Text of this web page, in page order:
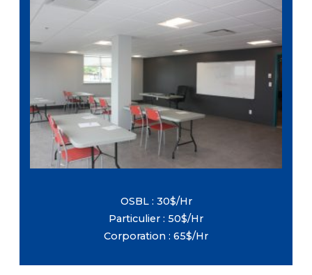
Dimensions : 33 pi X 24 pi
Étage : Deuxième
Capacité maximale : 25 personnes
Équipement : Tables et chaises (Inclus
avec la location, sans frais
supplémentaires)
OSBL : 30$/Hr
Particulier : 50$/Hr
Corporation : 65$/Hr